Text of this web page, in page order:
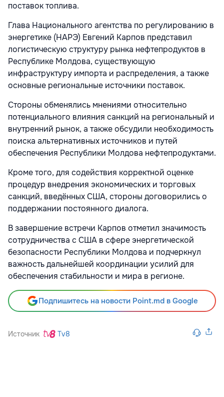
поставок топлива.
Глава Национального агентства по регулированию в
энергетике (НАРЭ) Евгений Карпов представил
логистическую структуру рынка нефтепродуктов в
Республике Молдова, существующую
инфраструктуру импорта и распределения, а также
основные региональные источники поставок.
Стороны обменялись мнениями относительно
потенциального влияния санкций на региональный и
внутренний рынок, а также обсудили необходимость
поиска альтернативных источников и путей
обеспечения Республики Молдова нефтепродуктами.
Кроме того, для содействия корректной оценке
процедур внедрения экономических и торговых
санкций, введённых США, стороны договорились о
поддержании постоянного диалога.
В завершение встречи Карпов отметил значимость
сотрудничества с США в сфере энергетической
безопасности Республики Молдова и подчеркнул
важность дальнейшей координации усилий для
обеспечения стабильности и мира в регионе.
Подпишитесь на новости Point.md в Google
Источник Tv8